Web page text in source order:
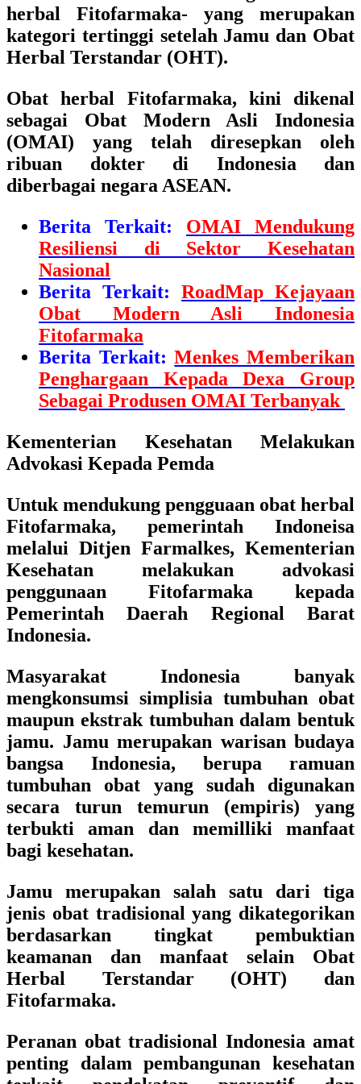
herbal Fitofarmaka- yang merupakan
kategori tertinggi setelah Jamu dan Obat
Herbal Terstandar (OHT).
Obat herbal Fitofarmaka, kini dikenal
sebagai Obat Modern Asli Indonesia
(OMAI) yang telah diresepkan oleh
ribuan dokter di Indonesia dan
diberbagai negara ASEAN.
Berita Terkait: OMAI Mendukung
Resiliensi di Sektor Kesehatan
Nasional
Berita Terkait: RoadMap Kejayaan
Obat Modern Asli Indonesia
Fitofarmaka
Berita Terkait:Menkes Memberikan
Penghargaan Kepada Dexa Group
Sebagai Produsen OMAI Terbanyak
Kementerian Kesehatan Melakukan
Advokasi Kepada Pemda
Untuk mendukung pengguaan obat herbal
Fitofarmaka, pemerintah Indoneisa
melalui Ditjen Farmalkes, Kementerian
Kesehatan melakukan advokasi
penggunaan Fitofarmaka kepada
Pemerintah Daerah Regional Barat
Indonesia.
Masyarakat Indonesia banyak
mengkonsumsi simplisia tumbuhan obat
maupun ekstrak tumbuhan dalam bentuk
jamu. Jamu merupakan warisan budaya
bangsa Indonesia, berupa ramuan
tumbuhan obat yang sudah digunakan
secara turun temurun (empiris) yang
terbukti aman dan memilliki manfaat
bagi kesehatan.
Jamu merupakan salah satu dari tiga
jenis obat tradisional yang dikategorikan
berdasarkan tingkat pembuktian
keamanan dan manfaat selain Obat
Herbal Terstandar (OHT) dan
Fitofarmaka.
Peranan obat tradisional Indonesia amat
penting dalam pembangunan kesehatan